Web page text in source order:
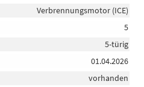
Verbrennungsmotor (ICE)
5
5-türig
01.04.2026
vorhanden